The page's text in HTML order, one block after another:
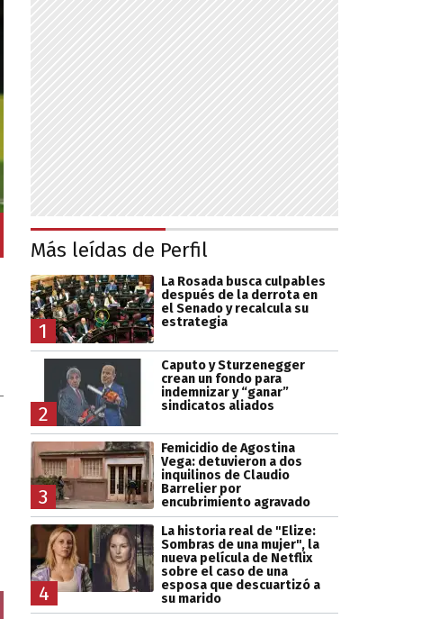
Más leídas de Perfil
1
La Rosada busca culpables
después de la derrota en
el Senado y recalcula su
estrategia
2
Caputo y Sturzenegger
crean un fondo para
indemnizar y “ganar”
sindicatos aliados
3
Femicidio de Agostina
Vega: detuvieron a dos
inquilinos de Claudio
Barrelier por
encubrimiento agravado
4
La historia real de "Elize:
Sombras de una mujer", la
nueva película de Netflix
sobre el caso de una
esposa que descuartizó a
su marido